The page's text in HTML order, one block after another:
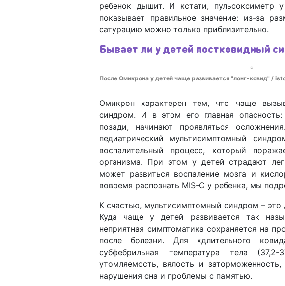
ребенок дышит. И кстати, пульсоксиметр
показывает правильное значение: из-за
сатурацию можно только приблизительно.
Бывает ли у детей постковидный
После Омикрона у детей чаще развивается "лонг-ковид" /
Омикрон характерен тем, что чаще
синдром. И в этом его главная опасность:
позади, начинают проявляться
педиатрический мультисимптомный
воспалительный процесс, который
организма. При этом у детей страдают
может развиться воспаление мозга и
вовремя распознать MIS-C у ребенка, мы
К счастью, мультисимптомный синдром – это
Куда чаще у детей развивается так
неприятная симптоматика сохраняется на
после болезни. Для «длительного
субфебрильная температура тела (37,2-
утомляемость, вялость и
нарушения сна и проблемы с памятью.